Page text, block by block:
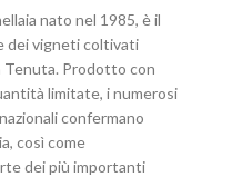
nato nel 1985, è il
dei vigneti coltivati
Tenuta. Prodotto con
limitate, i numerosi
confermano
così come
dei più importanti